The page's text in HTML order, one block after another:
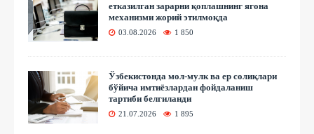
етказилган зарарни қоплашнинг ягона
механизми жорий этилмоқда
03.08.2026 1 850
Ўзбекистонда мол-мулк ва ер солиқлари
бўйича имтиёзлардан фойдаланиш
тартиби белгиланди
21.07.2026 1 895